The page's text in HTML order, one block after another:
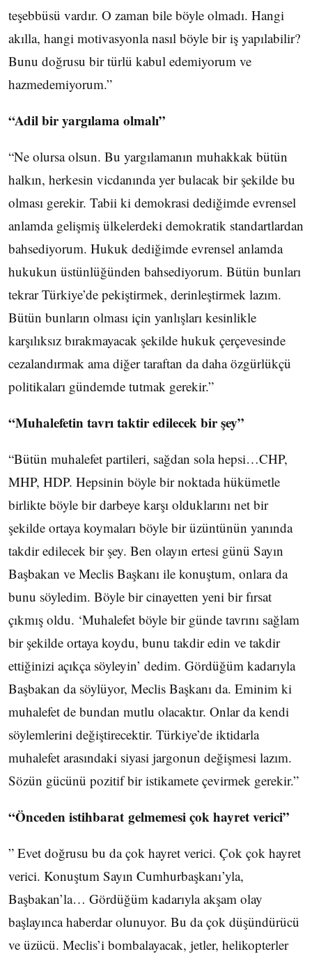
teşebbüsü vardır. O zaman bile böyle olmadı. Hangi
akılla, hangi motivasyonla nasıl böyle bir iş yapılabilir?
Bunu doğrusu bir türlü kabul edemiyorum ve
hazmedemiyorum.”
“Adil bir yargılama olmalı”
“Ne olursa olsun. Bu yargılamanın muhakkak bütün
halkın, herkesin vicdanında yer bulacak bir şekilde bu
olması gerekir. Tabii ki demokrasi dediğimde evrensel
anlamda gelişmiş ülkelerdeki demokratik standartlardan
bahsediyorum. Hukuk dediğimde evrensel anlamda
hukukun üstünlüğünden bahsediyorum. Bütün bunları
tekrar Türkiye’de pekiştirmek, derinleştirmek lazım.
Bütün bunların olması için yanlışları kesinlikle
karşılıksız bırakmayacak şekilde hukuk çerçevesinde
cezalandırmak ama diğer taraftan da daha özgürlükçü
politikaları gündemde tutmak gerekir.”
“Muhalefetin tavrı taktir edilecek bir şey”
“Bütün muhalefet partileri, sağdan sola hepsi…CHP,
MHP, HDP. Hepsinin böyle bir noktada hükümetle
birlikte böyle bir darbeye karşı olduklarını net bir
şekilde ortaya koymaları böyle bir üzüntünün yanında
takdir edilecek bir şey. Ben olayın ertesi günü Sayın
Başbakan ve Meclis Başkanı ile konuştum, onlara da
bunu söyledim. Böyle bir cinayetten yeni bir fırsat
çıkmış oldu. ‘Muhalefet böyle bir günde tavrını sağlam
bir şekilde ortaya koydu, bunu takdir edin ve takdir
ettiğinizi açıkça söyleyin’ dedim. Gördüğüm kadarıyla
Başbakan da söylüyor, Meclis Başkanı da. Eminim ki
muhalefet de bundan mutlu olacaktır. Onlar da kendi
söylemlerini değiştirecektir. Türkiye’de iktidarla
muhalefet arasındaki siyasi jargonun değişmesi lazım.
Sözün gücünü pozitif bir istikamete çevirmek gerekir.”
“Önceden istihbarat gelmemesi çok hayret verici”
” Evet doğrusu bu da çok hayret verici. Çok çok hayret
verici. Konuştum Sayın Cumhurbaşkanı’yla,
Başbakan’la… Gördüğüm kadarıyla akşam olay
başlayınca haberdar olunuyor. Bu da çok düşündürücü
ve üzücü. Meclis’i bombalayacak, jetler, helikopterler